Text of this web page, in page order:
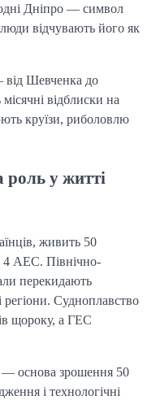
Дніпро — символ
відчувають його як
від Шевченка до
відблиски на
круїзи, риболовлю
роль у житті
живить 50
4 АЕС. Північно-
перекидають
регіони. Судноплавство
щороку, а ГЕС
— основа зрошення 50
і технологічні